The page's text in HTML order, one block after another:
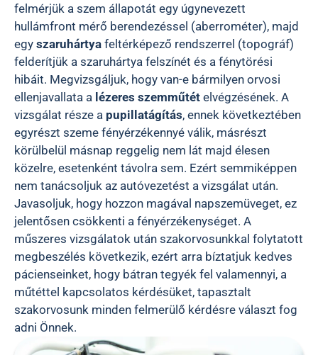
felmérjük a szem állapotát egy úgynevezett
hullámfront mérő berendezéssel (aberrométer), majd
egy szaruhártya feltérképező rendszerrel (topográf)
felderítjük a szaruhártya felszínét és a fénytörési
hibáit. Megvizsgáljuk, hogy van-e bármilyen orvosi
ellenjavallata a lézeres szemműtét elvégzésének. A
vizsgálat része a pupillatágítás, ennek következtében
egyrészt szeme fényérzékennyé válik, másrészt
körülbelül másnap reggelig nem lát majd élesen
közelre, esetenként távolra sem. Ezért semmiképpen
nem tanácsoljuk az autóvezetést a vizsgálat után.
Javasoljuk, hogy hozzon magával napszemüveget, ez
jelentősen csökkenti a fényérzékenységet. A
műszeres vizsgálatok után szakorvosunkkal folytatott
megbeszélés következik, ezért arra bíztatjuk kedves
pácienseinket, hogy bátran tegyék fel valamennyi, a
műtéttel kapcsolatos kérdésüket, tapasztalt
szakorvosunk minden felmerülő kérdésre választ fog
adni Önnek.